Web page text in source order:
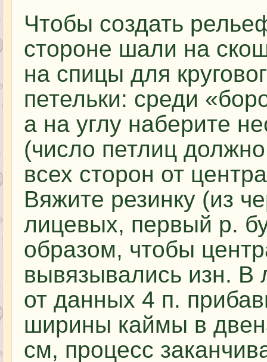
Чтобы создать
стороне шали на
на спицы для
петельки: среди
а на углу наберите
(число петлиц
всех сторон от
Вяжите резинку (из
лицевых, первый р.
образом, чтобы
вывязывались изн. В
от данных 4 п.
ширины каймы в
см, процесс